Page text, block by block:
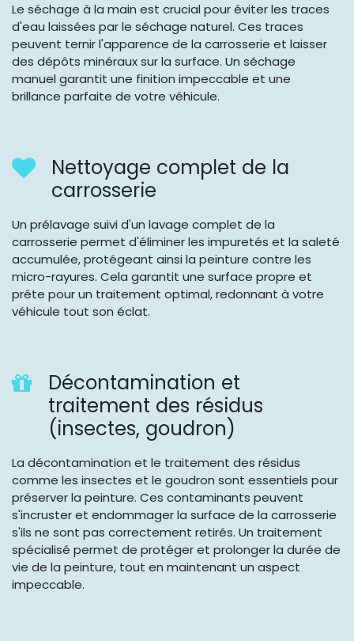
Le séchage à la main est crucial pour éviter les traces
d'eau laissées par le séchage naturel. Ces traces
peuvent ternir l'apparence de la carrosserie et laisser
des dépôts minéraux sur la surface. Un séchage
manuel garantit une finition impeccable et une
brillance parfaite de votre véhicule.
Nettoyage complet de la
carrosserie
Un prélavage suivi d'un lavage complet de la
carrosserie permet d'éliminer les impuretés et la saleté
accumulée, protégeant ainsi la peinture contre les
micro-rayures. Cela garantit une surface propre et
prête pour un traitement optimal, redonnant à votre
véhicule tout son éclat.
Décontamination et
traitement des résidus
(insectes, goudron)
La décontamination et le traitement des résidus
comme les insectes et le goudron sont essentiels pour
préserver la peinture. Ces contaminants peuvent
s'incruster et endommager la surface de la carrosserie
s'ils ne sont pas correctement retirés. Un traitement
spécialisé permet de protéger et prolonger la durée de
vie de la peinture, tout en maintenant un aspect
impeccable.